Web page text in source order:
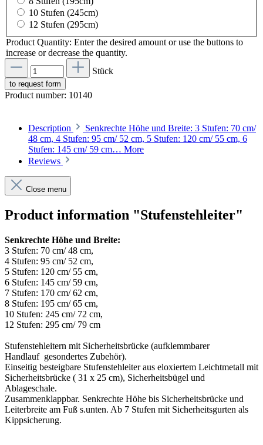
10 Stufen (245cm)
12 Stufen (295cm)
Product Quantity: Enter the desired amount or use the buttons to
increase or decrease the quantity.
Stück
to request form
Product number: 10140
Description
Senkrechte Höhe und Breite: 3 Stufen: 70 cm/
48 cm, 4 Stufen: 95 cm/ 52 cm, 5 Stufen: 120 cm/ 55 cm, 6
Stufen: 145 cm/ 59 cm… More
Reviews
Close menu
Product information "Stufenstehleiter"
Senkrechte Höhe und Breite:
3 Stufen: 70 cm/ 48 cm,
4 Stufen: 95 cm/ 52 cm,
5 Stufen: 120 cm/ 55 cm,
6 Stufen: 145 cm/ 59 cm,
7 Stufen: 170 cm/ 62 cm,
8 Stufen: 195 cm/ 65 cm,
10 Stufen: 245 cm/ 72 cm,
12 Stufen: 295 cm/ 79 cm
Stufenstehleitern mit Sicherheitsbrücke (aufklemmbarer
Handlauf gesondertes Zubehör).
Einseitig besteigbare Stufenstehleiter aus eloxiertem Leichtmetall mit
Sicherheitsbrücke ( 31 x 25 cm), Sicherheitsbügel und
Ablageschale.
Zusammenklappbar. Senkrechte Höhe bis Sicherheitsbrücke und
Leiterbreite am Fuß s.unten. Ab 7 Stufen mit Sicherheitsgurten als
Kippsicherung.